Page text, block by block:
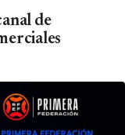
de